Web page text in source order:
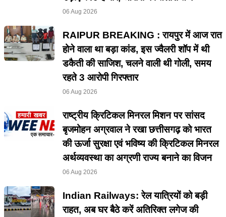
06 Aug 2026
RAIPUR BREAKING : रायपुर में आज रात
होने वाला था बड़ा कांड, इस ज्वैलरी शॉप में थी
डकैती की साजिश, चलने वाली थी गोली, समय
रहते 3 आरोपी गिरफ्तार
06 Aug 2026
राष्ट्रीय क्रिटिकल मिनरल मिशन पर सांसद
बृजमोहन अग्रवाल ने रखा छत्तीसगढ़ को भारत
की ऊर्जा सुरक्षा एवं भविष्य की क्रिटिकल मिनरल
अर्थव्यवस्था का अग्रणी राज्य बनाने का विजन
06 Aug 2026
Indian Railways: रेल यात्रियों को बड़ी
राहत, अब घर बैठे करें अतिरिक्त लगेज की